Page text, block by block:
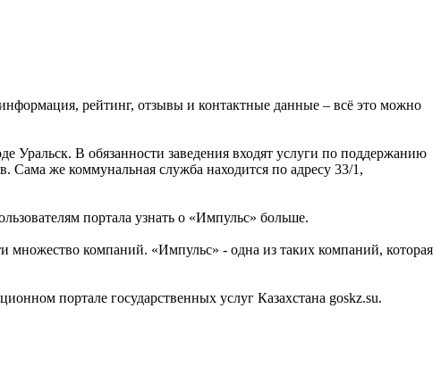
рейтинг, отзывы и контактные данные – всё это можно
Уральск. В обязанности заведения входят услуги по поддержанию
Сама же коммунальная служба находится по адресу 33/1,
портала узнать о «Импульс» больше.
компаний. «Импульс» - одна из таких компаний, которая
портале государственных услуг Казахстана goskz.su.